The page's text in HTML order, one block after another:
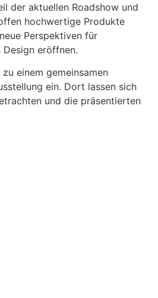
der aktuellen Roadshow und
hochwertige Produkte
Perspektiven für
Design eröffnen.
einem gemeinsamen
ein. Dort lassen sich
und die präsentierten